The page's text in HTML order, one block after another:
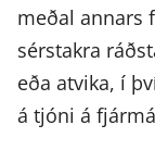
meðal annars
sérstakra
eða atvika, í
á tjóni á